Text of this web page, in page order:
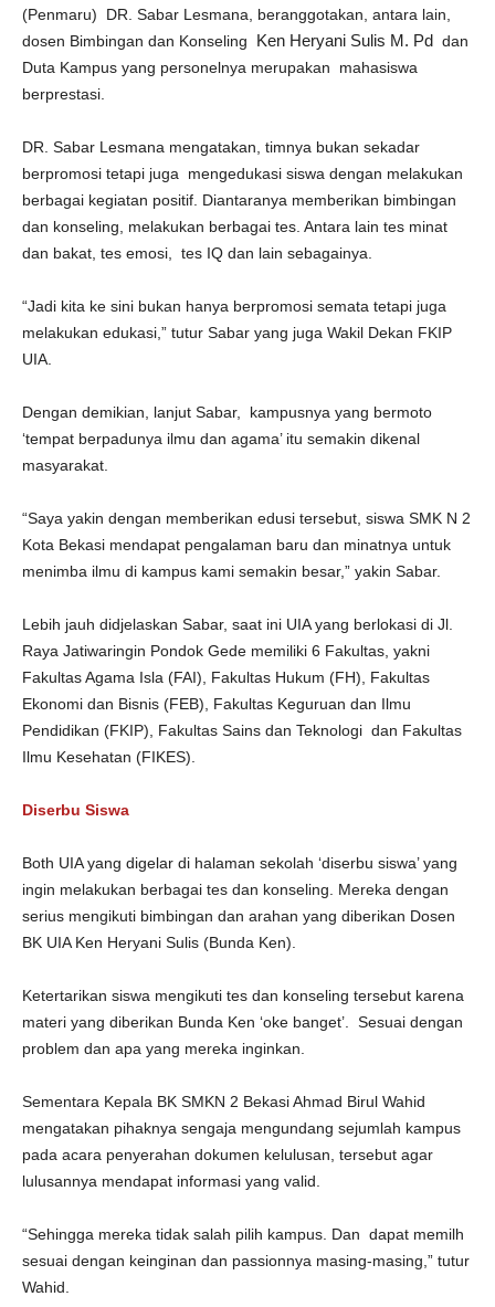
(Penmaru) DR. Sabar Lesmana, beranggotakan, antara lain,
dosen Bimbingan dan Konseling Ken Heryani Sulis M. Pd dan
Duta Kampus yang personelnya merupakan mahasiswa
berprestasi.
DR. Sabar Lesmana mengatakan, timnya bukan sekadar
berpromosi tetapi juga mengedukasi siswa dengan melakukan
berbagai kegiatan positif. Diantaranya memberikan bimbingan
dan konseling, melakukan berbagai tes. Antara lain tes minat
dan bakat, tes emosi, tes IQ dan lain sebagainya.
“Jadi kita ke sini bukan hanya berpromosi semata tetapi juga
melakukan edukasi,” tutur Sabar yang juga Wakil Dekan FKIP
UIA.
Dengan demikian, lanjut Sabar, kampusnya yang bermoto
‘tempat berpadunya ilmu dan agama’ itu semakin dikenal
masyarakat.
“Saya yakin dengan memberikan edusi tersebut, siswa SMK N 2
Kota Bekasi mendapat pengalaman baru dan minatnya untuk
menimba ilmu di kampus kami semakin besar,” yakin Sabar.
Lebih jauh didjelaskan Sabar, saat ini UIA yang berlokasi di Jl.
Raya Jatiwaringin Pondok Gede memiliki 6 Fakultas, yakni
Fakultas Agama Isla (FAI), Fakultas Hukum (FH), Fakultas
Ekonomi dan Bisnis (FEB), Fakultas Keguruan dan Ilmu
Pendidikan (FKIP), Fakultas Sains dan Teknologi dan Fakultas
Ilmu Kesehatan (FIKES).
Diserbu Siswa
Both UIA yang digelar di halaman sekolah ‘diserbu siswa’ yang
ingin melakukan berbagai tes dan konseling. Mereka dengan
serius mengikuti bimbingan dan arahan yang diberikan Dosen
BK UIA Ken Heryani Sulis (Bunda Ken).
Ketertarikan siswa mengikuti tes dan konseling tersebut karena
materi yang diberikan Bunda Ken ‘oke banget’. Sesuai dengan
problem dan apa yang mereka inginkan.
Sementara Kepala BK SMKN 2 Bekasi Ahmad Birul Wahid
mengatakan pihaknya sengaja mengundang sejumlah kampus
pada acara penyerahan dokumen kelulusan, tersebut agar
lulusannya mendapat informasi yang valid.
“Sehingga mereka tidak salah pilih kampus. Dan dapat memilh
sesuai dengan keinginan dan passionnya masing-masing,” tutur
Wahid.